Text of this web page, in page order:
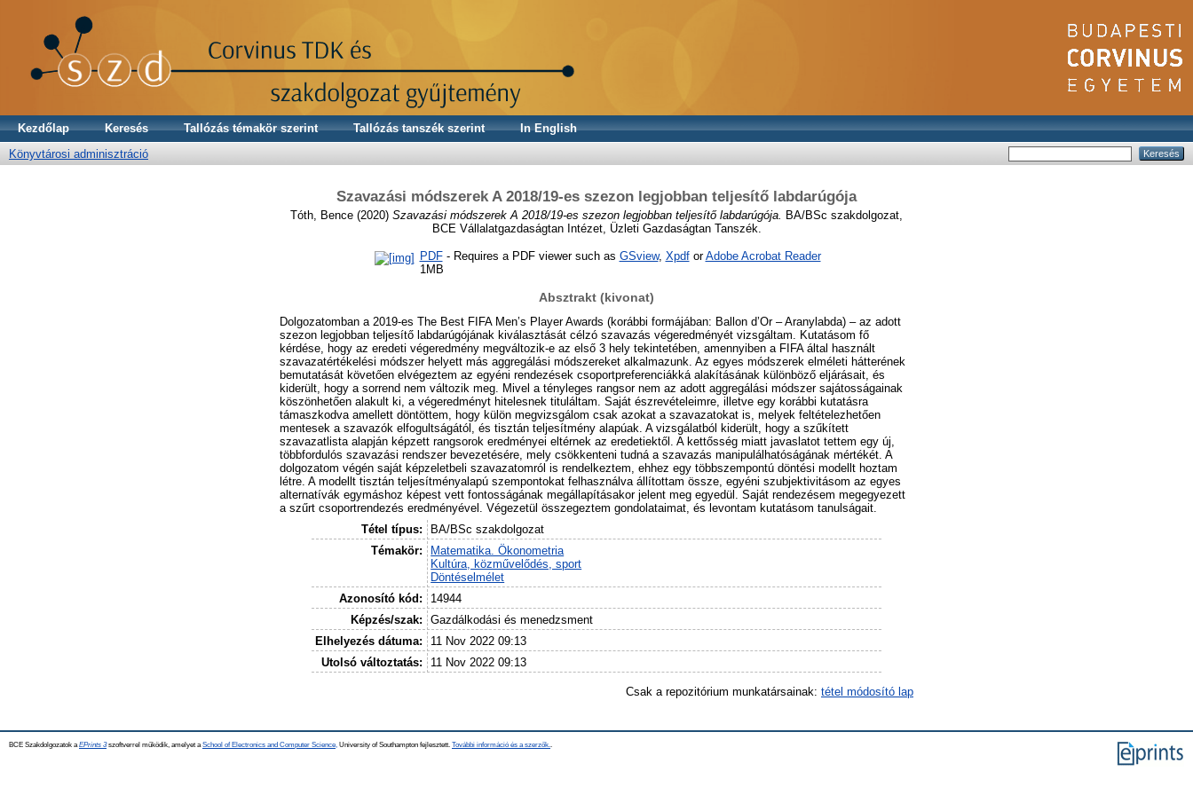
Kezdőlap Keresés Tallózás témakör szerint Tallózás tanszék szerint
In English
Könyvtárosi adminisztráció
Szavazási módszerek A 2018/19-es szezon legjobban teljesítő labdarúgója
Tóth, Bence (2020) Szavazási módszerek A 2018/19-es szezon legjobban teljesítő labdarúgója.
BA/BSc szakdolgozat,
BCE Vállalatgazdaságtan Intézet, Üzleti Gazdaságtan Tanszék.
PDF- Requires a PDF viewer such as GSview, XpdforAdobe Acrobat Reader
1MB
Absztrakt (kivonat)
Dolgozatomban a 2019-es The Best FIFA Men’s Player Awards (korábbi formájában: Ballon d’Or – Aranylabda) – az adott
szezon legjobban teljesítő labdarúgójának kiválasztását célzó szavazás végeredményét vizsgáltam. Kutatásom fő
kérdése, hogy az eredeti végeredmény megváltozik-e az első 3 hely tekintetében, amennyiben a FIFA által használt
szavazatértékelési módszer helyett más aggregálási módszereket alkalmazunk. Az egyes módszerek elméleti hátterének
bemutatását követően elvégeztem az egyéni rendezések csoportpreferenciákká alakításának különböző eljárásait, és
kiderült, hogy a sorrend nem változik meg. Mivel a tényleges rangsor nem az adott aggregálási módszer sajátosságainak
köszönhetően alakult ki, a végeredményt hitelesnek tituláltam. Saját észrevételeimre, illetve egy korábbi kutatásra
támaszkodva amellett döntöttem, hogy külön megvizsgálom csak azokat a szavazatokat is, melyek feltételezhetően
mentesek a szavazók elfogultságától, és tisztán teljesítmény alapúak. A vizsgálatból kiderült, hogy a szűkített
szavazatlista alapján képzett rangsorok eredményei eltérnek az eredetiektől. A kettősség miatt javaslatot tettem egy új,
többfordulós szavazási rendszer bevezetésére, mely csökkenteni tudná a szavazás manipulálhatóságának mértékét. A
dolgozatom végén saját képzeletbeli szavazatomról is rendelkeztem, ehhez egy többszempontú döntési modellt hoztam
létre. A modellt tisztán teljesítményalapú szempontokat felhasználva állítottam össze, egyéni szubjektivitásom az egyes
alternatívák egymáshoz képest vett fontosságának megállapításakor jelent meg egyedül. Saját rendezésem megegyezett
a szűrt csoportrendezés eredményével. Végezetül összegeztem gondolataimat, és levontam kutatásom tanulságait.
Tétel típus:
BA/BSc szakdolgozat
Témakör:
Matematika. Ökonometria
Kultúra, közművelődés, sport
Döntéselmélet
Azonosító kód:
14944
Képzés/szak:
Gazdálkodási és menedzsment
Elhelyezés dátuma:
11 Nov 2022 09:13
Utolsó változtatás:
11 Nov 2022 09:13
Csak a repozitórium munkatársainak: tétel módosító lap
BCE Szakdolgozatok a EPrints 3szoftverrel működik, amelyet a School of Electronics and Computer Science, University of Southampton fejlesztett. További információ és a szerzők.